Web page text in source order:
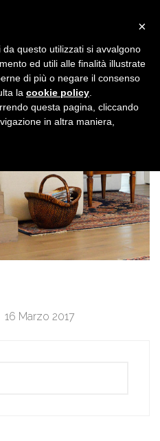
16 Marzo 2017
×
questo utilizzati si avvalgono
ed utili alle finalità illustrate
di più o negare il consenso
la cookie policy
questa pagina, cliccando
in altra maniera,